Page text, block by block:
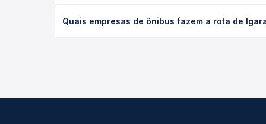
antecedência da compra. Na Quero Passagem
Quais empresas de ônibus fazem a rota de